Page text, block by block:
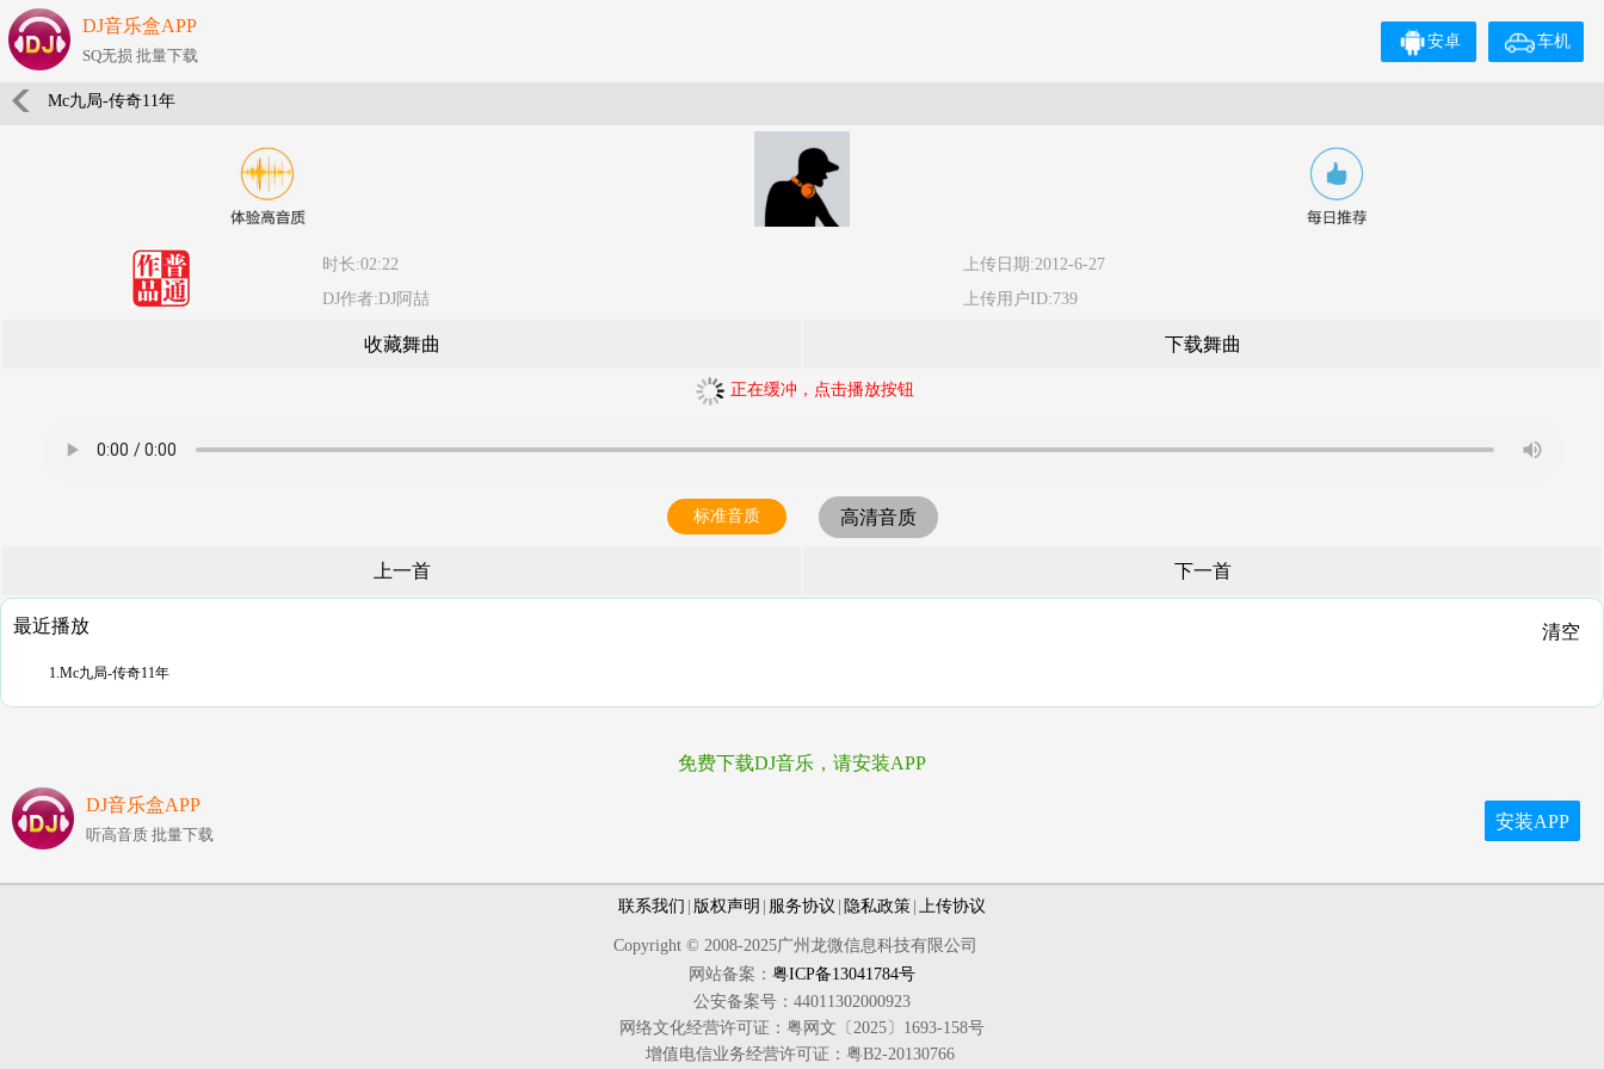
DJ音乐盒APP
SQ无损 批量下载
车机
安卓
Mc九局-传奇11年
时长:02:22
上传日期:2012-6-27
DJ作者:DJ阿喆
上传用户ID:739
收藏舞曲 下载舞曲
正在缓冲，点击播放按钮
标准音质 高清音质
上一首 下一首
最近播放 清空
1.Mc九局-传奇11年
免费下载DJ音乐，请安装APP
DJ音乐盒APP
听高音质 批量下载
安装APP
联系我们 版权声明 服务协议 隐私政策 上传协议
Copyright © 2008-2025广州龙微信息科技有限公司
网站备案： 粤ICP备13041784号
公安备案号：44011302000923
网络文化经营许可证：粤网文〔2025〕1693-158号
增值电信业务经营许可证：粤B2-20130766